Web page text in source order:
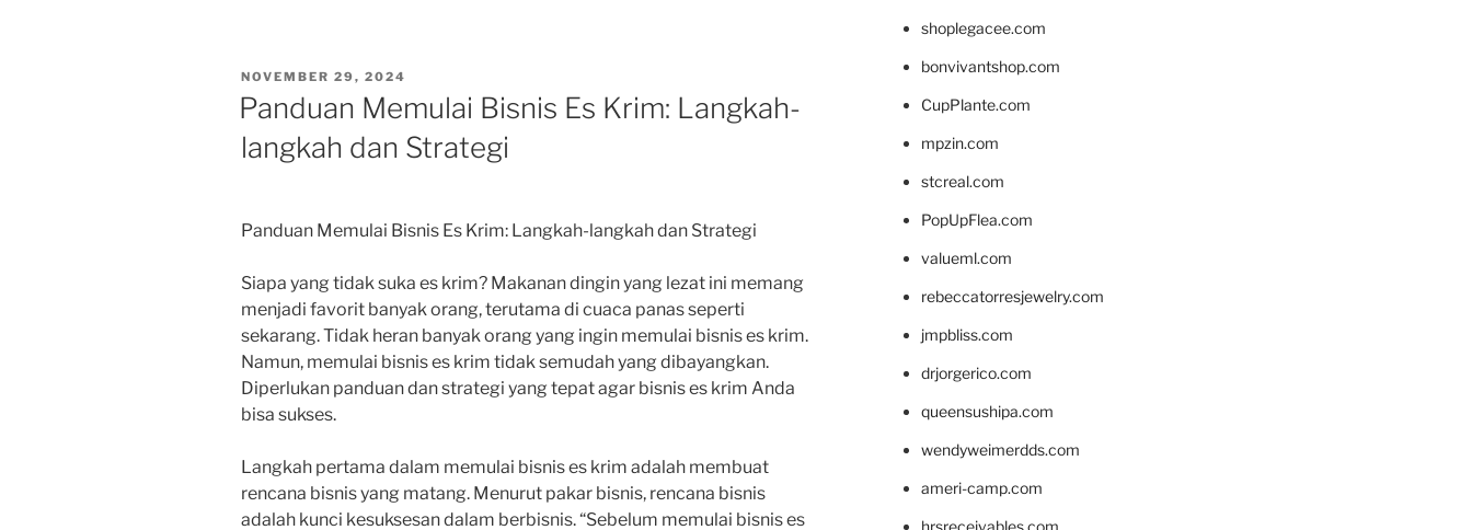
POSTED
ON
NOVEMBER 29, 2024
Panduan Memulai Bisnis Es Krim: Langkah-
langkah dan Strategi
Panduan Memulai Bisnis Es Krim: Langkah-langkah dan Strategi
Siapa yang tidak suka es krim? Makanan dingin yang lezat ini memang
menjadi favorit banyak orang, terutama di cuaca panas seperti
sekarang. Tidak heran banyak orang yang ingin memulai bisnis es krim.
Namun, memulai bisnis es krim tidak semudah yang dibayangkan.
Diperlukan panduan dan strategi yang tepat agar bisnis es krim Anda
bisa sukses.
Langkah pertama dalam memulai bisnis es krim adalah membuat
rencana bisnis yang matang. Menurut pakar bisnis, rencana bisnis
adalah kunci kesuksesan dalam berbisnis. “Sebelum memulai bisnis es
shoplegacee.com
bonvivantshop.com
CupPlante.com
mpzin.com
stcreal.com
PopUpFlea.com
valueml.com
rebeccatorresjewelry.com
jmpbliss.com
drjorgerico.com
queensushipa.com
wendyweimerdds.com
ameri-camp.com
hrsreceivables.com